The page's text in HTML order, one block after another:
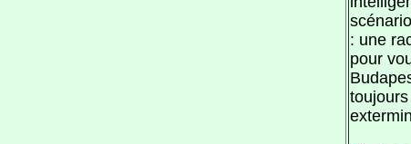
: une
pour